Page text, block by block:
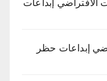
إبداعات
إبداعات حظر